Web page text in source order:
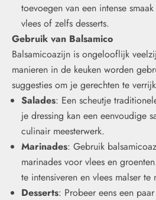
toevoegen van een intense
vlees of zelfs desserts.
Gebruik van Balsamico
Balsamicoazijn is ongelooflijk
manieren in de keuken worden
suggesties om je gerechten te
Salades: Een scheutje
je dressing kan een eenvoudige
culinair meesterwerk.
Marinades: Gebruik
marinades voor vlees en
te intensiveren en vlees malser te
Desserts: Probeer eens een